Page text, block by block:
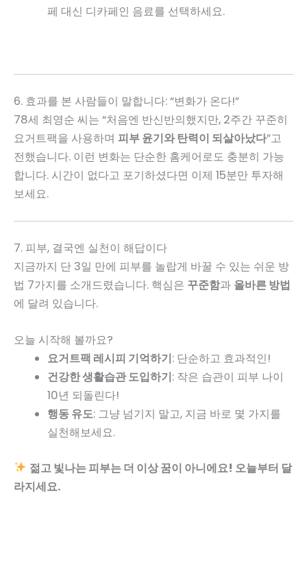
페 대신 디카페인 음료를 선택하세요.
6. 효과를 본 사람들이 말합니다: “변화가 온다!”
78세 최영순 씨는 “처음엔 반신반의했지만, 2주간 꾸준히
요거트팩을 사용하며 피부 윤기와 탄력이 되살아났다”고
전했습니다. 이런 변화는 단순한 홈케어로도 충분히 가능
합니다. 시간이 없다고 포기하셨다면 이제 15분만 투자해
보세요.
7. 피부, 결국엔 실천이 해답이다
지금까지 단 3일 만에 피부를 놀랍게 바꿀 수 있는 쉬운 방
법 7가지를 소개드렸습니다. 핵심은 꾸준함과 올바른 방법
에 달려 있습니다.
오늘 시작해 볼까요?
요거트팩 레시피 기억하기: 단순하고 효과적인!
건강한 생활습관 도입하기: 작은 습관이 피부 나이
10년 되돌린다!
행동 유도: 그냥 넘기지 말고, 지금 바로 몇 가지를
실천해보세요.
젊고 빛나는 피부는 더 이상 꿈이 아니에요! 오늘부터 달
라지세요.